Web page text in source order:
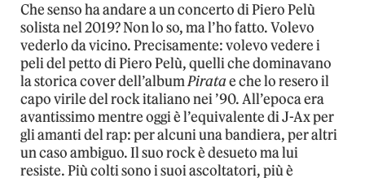
Che senso ha andare a un concerto di Piero Pelù
solista nel 2019? Non lo so, ma l’ho fatto. Volevo
vederlo da vicino. Precisamente: volevo vedere i
peli del petto di Piero Pelù, quelli che dominavano
la storica cover dell’albumPiratae che lo resero il
capo virile del rock italiano nei ’90. All’epoca era
avantissimo mentre oggi è l’equivalente di J-Ax per
gli amanti del rap: per alcuni una bandiera, per altri
un caso ambiguo. Il suo rock è desueto ma lui
resiste. Più colti sono i suoi ascoltatori, più è